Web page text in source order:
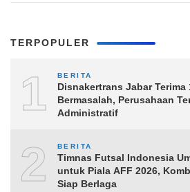
TERPOPULER
1 BERITA
Disnakertrans Jabar Terima
Bermasalah, Perusahaan
Administratif
2 BERITA
Timnas Futsal Indonesia
untuk Piala AFF 2026,
Siap Berlaga